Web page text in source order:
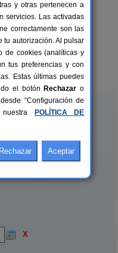
6 pers.
desde14 €
X
y otras pertenecen a
servicios. Las activadas
correctamente son las
tu autorización. Al pulsar
de cookies (analíticas y
tus preferencias y con
Estas últimas puedes
el botón Rechazar o
“Configuración de
nuestra
POLÍTICA DE